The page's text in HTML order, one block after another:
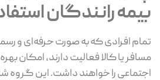
بیمه رانندگان
تمام افرادی که به‌ صورت حرفه‌ای و
مسافر یا کالا فعالیت دارند، امکان
اجتماعی را خواهند داشت. این گروه